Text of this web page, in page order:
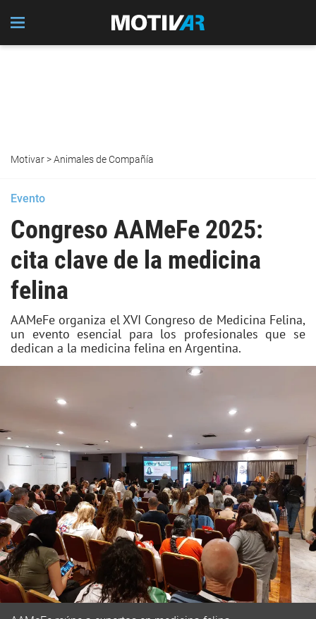
Motivar>Animales de Compañía
Evento
Congreso AAMeFe 2025:
cita clave de la medicina
felina
AAMeFe organiza el XVI Congreso de Medicina Felina,
un evento esencial para los profesionales que se
dedican a la medicina felina en Argentina.